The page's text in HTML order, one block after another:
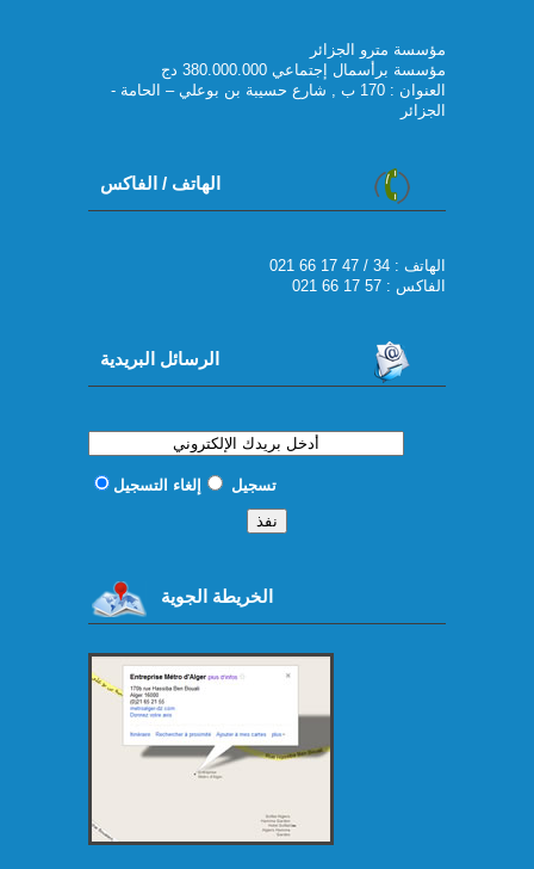
مؤسسة مترو الجزائر
مؤسسة برأسمال إجتماعي 380.000.000 دج
العنوان : 170 ب , شارع حسيبة بن بوعلي – الحامة -
الجزائر
الهاتف / الفاكس
021 66 17 47 / 34 : الهاتف
الفاكس : 57 17 66 021
الرسائل البريدية
تسجيل إلغاء التسجيل
الخريطة الجوية